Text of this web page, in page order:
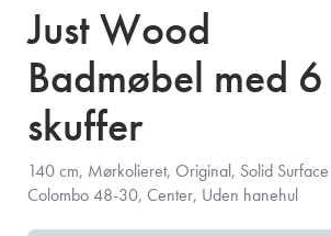
Just Wood
Badmøbel med 6
skuffer
140 cm, Mørkolieret, Original, Solid Surface
Colombo 48-30, Center, Uden hanehul